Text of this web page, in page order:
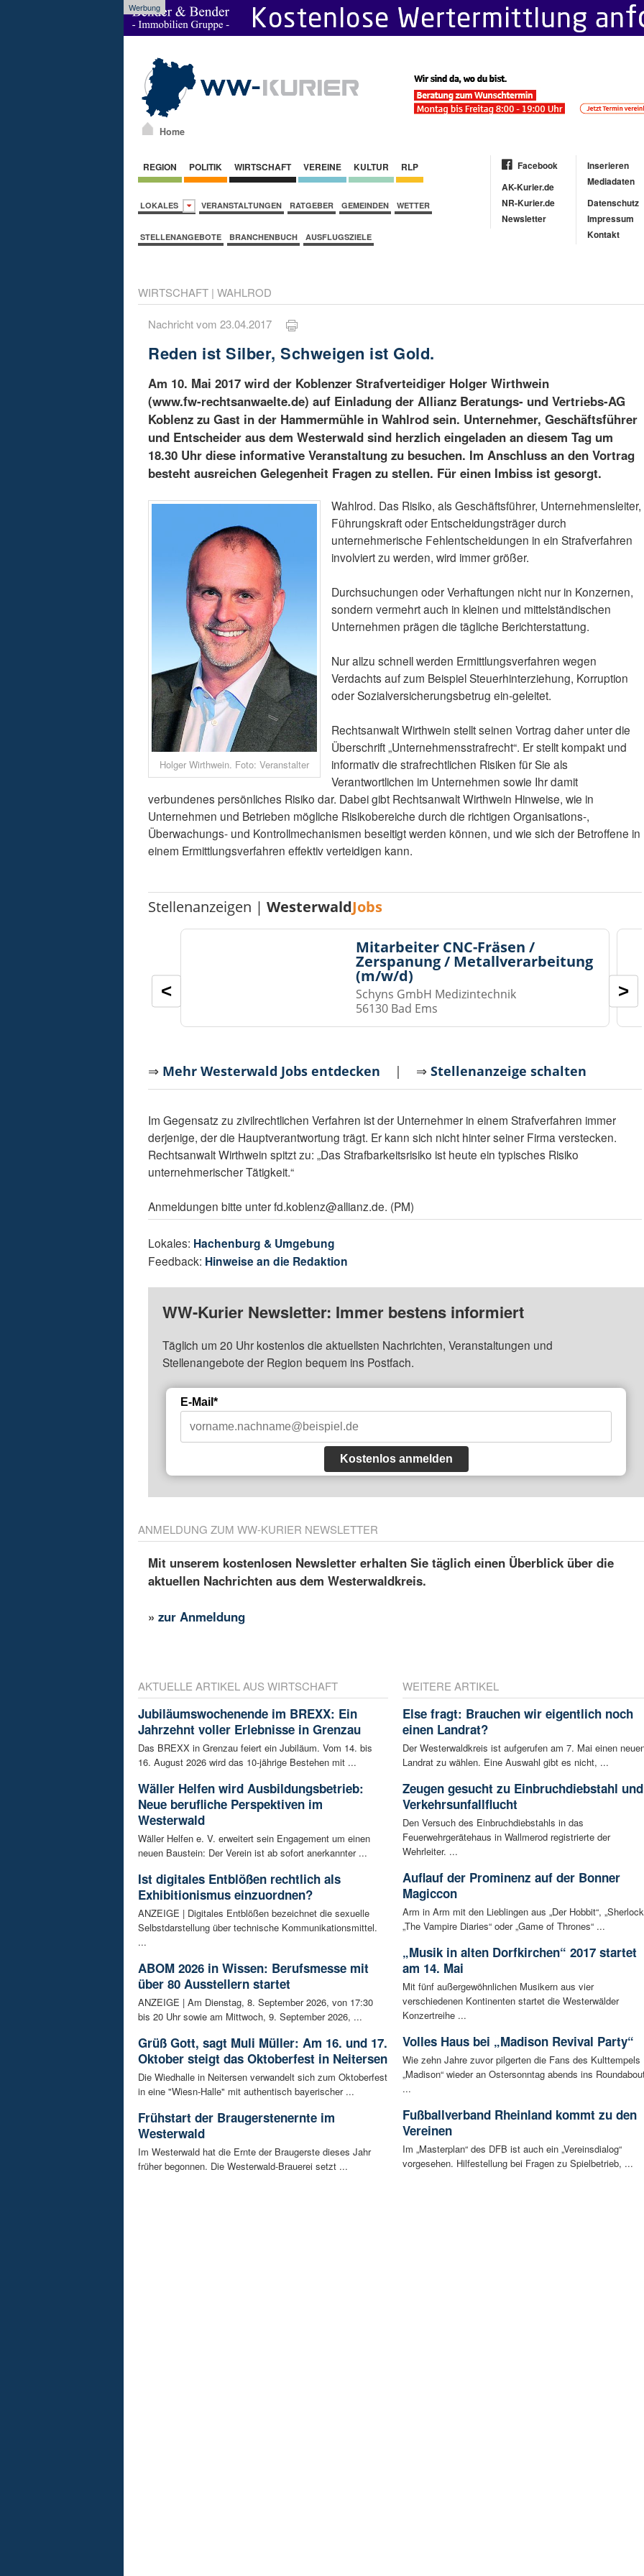
Werbung
Home
REGION POLITIK WIRTSCHAFT VEREINE KULTUR RLP
LOKALES VERANSTALTUNGEN RATGEBER GEMEINDEN WETTER
STELLENANGEBOTE BRANCHENBUCH AUSFLUGSZIELE
Facebook
AK-Kurier.de
NR-Kurier.de
Newsletter
Inserieren
Mediadaten
Datenschutz
Impressum
Kontakt
WIRTSCHAFT | WAHLROD
Nachricht vom 23.04.2017
Reden ist Silber, Schweigen ist Gold.
Am 10. Mai 2017 wird der Koblenzer Strafverteidiger Holger Wirthwein
(www.fw-rechtsanwaelte.de) auf Einladung der Allianz Beratungs- und Vertriebs-AG
Koblenz zu Gast in der Hammermühle in Wahlrod sein. Unternehmer, Geschäftsführer
und Entscheider aus dem Westerwald sind herzlich eingeladen an diesem Tag um
18.30 Uhr diese informative Veranstaltung zu besuchen. Im Anschluss an den Vortrag
besteht ausreichen Gelegenheit Fragen zu stellen. Für einen Imbiss ist gesorgt.
Holger Wirthwein. Foto: Veranstalter
Wahlrod. Das Risiko, als Geschäftsführer, Unternehmensleiter,
Führungskraft oder Entscheidungsträger durch
unternehmerische Fehlentscheidungen in ein Strafverfahren
involviert zu werden, wird immer größer.
Durchsuchungen oder Verhaftungen nicht nur in Konzernen,
sondern vermehrt auch in kleinen und mittelständischen
Unternehmen prägen die tägliche Berichterstattung.
Nur allzu schnell werden Ermittlungsverfahren wegen
Verdachts auf zum Beispiel Steuerhinterziehung, Korruption
oder Sozialversicherungsbetrug ein-geleitet.
Rechtsanwalt Wirthwein stellt seinen Vortrag daher unter die
Überschrift „Unternehmensstrafrecht“. Er stellt kompakt und
informativ die strafrechtlichen Risiken für Sie als
Verantwortlichen im Unternehmen sowie Ihr damit
verbundenes persönliches Risiko dar. Dabei gibt Rechtsanwalt Wirthwein Hinweise, wie in
Unternehmen und Betrieben mögliche Risikobereiche durch die richtigen Organisations-,
Überwachungs- und Kontrollmechanismen beseitigt werden können, und wie sich der Betroffene in
einem Ermittlungsverfahren effektiv verteidigen kann.
Stellenanzeigen |WesterwaldJobs
Mitarbeiter CNC-Fräsen /
Zerspanung / Metallverarbeitung
(m/w/d)
Schyns GmbH Medizintechnik
56130 Bad Ems
< >
⇒ Mehr Westerwald Jobs entdecken | ⇒Stellenanzeige schalten
Im Gegensatz zu zivilrechtlichen Verfahren ist der Unternehmer in einem Strafverfahren immer
derjenige, der die Hauptverantwortung trägt. Er kann sich nicht hinter seiner Firma verstecken.
Rechtsanwalt Wirthwein spitzt zu: „Das Strafbarkeitsrisiko ist heute ein typisches Risiko
unternehmerischer Tätigkeit.“
Anmeldungen bitte unter fd.koblenz@allianz.de. (PM)
Lokales: Hachenburg & Umgebung
Feedback: Hinweise an die Redaktion
WW-Kurier Newsletter: Immer bestens informiert
Täglich um 20 Uhr kostenlos die aktuellsten Nachrichten, Veranstaltungen und
Stellenangebote der Region bequem ins Postfach.
E-Mail*
Kostenlos anmelden
ANMELDUNG ZUM WW-KURIER NEWSLETTER
Mit unserem kostenlosen Newsletter erhalten Sie täglich einen Überblick über die
aktuellen Nachrichten aus dem Westerwaldkreis.
»zur Anmeldung
AKTUELLE ARTIKEL AUS WIRTSCHAFT
Jubiläumswochenende im BREXX: Ein
Jahrzehnt voller Erlebnisse in Grenzau
Das BREXX in Grenzau feiert ein Jubiläum. Vom 14. bis
16. August 2026 wird das 10-jährige Bestehen mit ...
Wäller Helfen wird Ausbildungsbetrieb:
Neue berufliche Perspektiven im
Westerwald
Wäller Helfen e. V. erweitert sein Engagement um einen
neuen Baustein: Der Verein ist ab sofort anerkannter ...
Ist digitales Entblößen rechtlich als
Exhibitionismus einzuordnen?
ANZEIGE | Digitales Entblößen bezeichnet die sexuelle
Selbstdarstellung über technische Kommunikationsmittel.
...
ABOM 2026 in Wissen: Berufsmesse mit
über 80 Ausstellern startet
ANZEIGE | Am Dienstag, 8. September 2026, von 17:30
bis 20 Uhr sowie am Mittwoch, 9. September 2026, ...
Grüß Gott, sagt Muli Müller: Am 16. und 17.
Oktober steigt das Oktoberfest in Neitersen
Die Wiedhalle in Neitersen verwandelt sich zum Oktoberfest
in eine "Wiesn-Halle" mit authentisch bayerischer ...
Frühstart der Braugerstenernte im
Westerwald
Im Westerwald hat die Ernte der Braugerste dieses Jahr
früher begonnen. Die Westerwald-Brauerei setzt ...
WEITERE ARTIKEL
Else fragt: Brauchen wir eigentlich noch
einen Landrat?
Der Westerwaldkreis ist aufgerufen am 7. Mai einen
Landrat zu wählen. Eine Auswahl gibt es nicht, ...
Zeugen gesucht zu Einbruchdiebstahl und
Verkehrsunfallflucht
Den Versuch des Einbruchdiebstahls in das
Feuerwehrgerätehaus in Wallmerod registrierte der
Wehrleiter. ...
Auflauf der Prominenz auf der Bonner
Magiccon
Arm in Arm mit den Lieblingen aus „Der Hobbit“,
„The Vampire Diaries“ oder „Game of Thrones“ ...
„Musik in alten Dorfkirchen“ 2017 startet
am 14. Mai
Mit fünf außergewöhnlichen Musikern aus vier
verschiedenen Kontinenten startet die Westerwälder
Konzertreihe ...
Volles Haus bei „Madison Revival Party“
Wie zehn Jahre zuvor pilgerten die Fans des Kulttempels
„Madison“ wieder an Ostersonntag abends ins
...
Fußballverband Rheinland kommt zu den
Vereinen
Im „Masterplan“ des DFB ist auch ein „Vereinsdialog“
vorgesehen. Hilfestellung bei Fragen zu Spielbetrieb, ...